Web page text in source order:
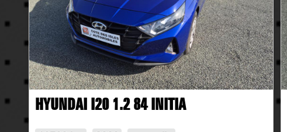
HYUNDAI I20 1.2 84 INITIA